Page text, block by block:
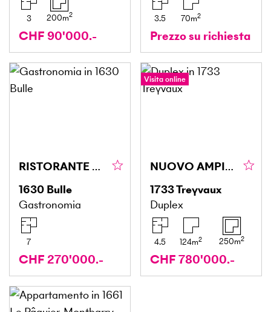
3 200m2
CHF 90'000.-
3.5 70m2
Prezzo su richiesta
RISTORANTE ASIATICO NEL CUORE DI BULLE
1630 Bulle
Gastronomia
7
CHF 270'000.-
Visita online
NUOVO AMPIO E LUMINOSO CON TERRAZZE E GIARDINO
1733Treyvaux
Duplex
4.5 124m2 250m2
CHF 780'000.-